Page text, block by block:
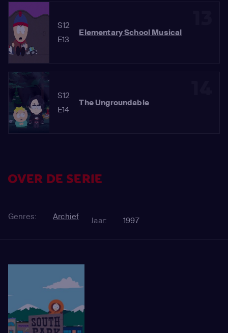
S12
E13
Elementary School Musical
S12
E14
The Ungroundable
OVER DE SERIE
Genres: Archief Jaar: 1997